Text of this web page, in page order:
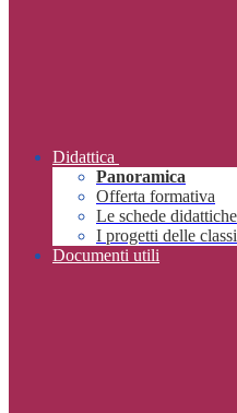
Didattica
Panoramica
Offerta formativa
Le schede didattiche
I progetti delle classi
Documenti utili